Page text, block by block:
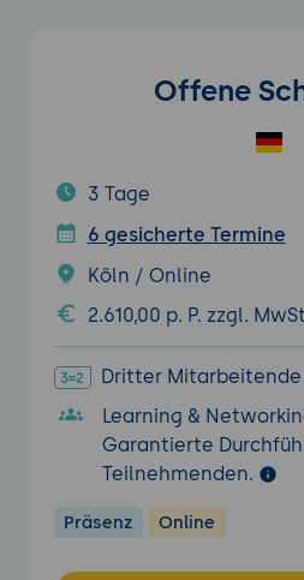
Offene
3 Tage
6 gesicherte Termine
Köln / Online
2.610,00 p. P. zzgl.
Dritter
Learning &
Garantierte
Teilnehmenden.
Präsenz Online